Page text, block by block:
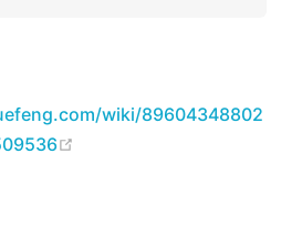
wiki/89604348802